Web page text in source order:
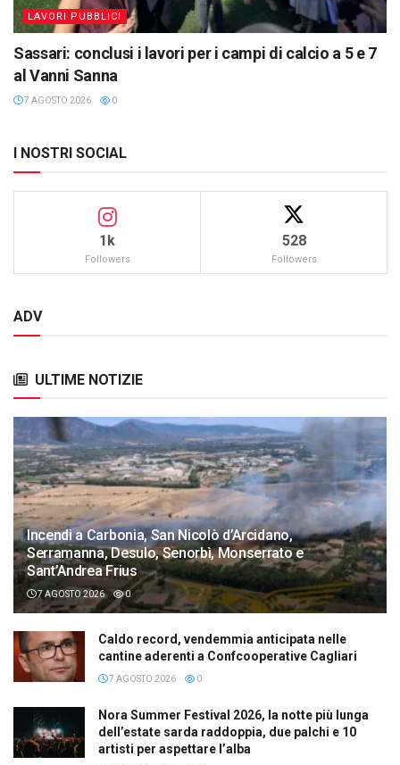
LAVORI PUBBLICI
Sassari: conclusi i lavori per i campi di calcio a 5 e 7
al Vanni Sanna
7 AGOSTO 2026 0
I NOSTRI SOCIAL
1k
Followers
528
Followers
ADV
ULTIME NOTIZIE
Incendi a Carbonia, San Nicolò d’Arcidano,
Serramanna, Desulo, Senorbì, Monserrato e
Sant’Andrea Frius
7 AGOSTO 2026 0
Caldo record, vendemmia anticipata nelle
cantine aderenti a Confcooperative Cagliari
7 AGOSTO 2026 0
Nora Summer Festival 2026, la notte più lunga
dell’estate sarda raddoppia, due palchi e 10
artisti per aspettare l’alba